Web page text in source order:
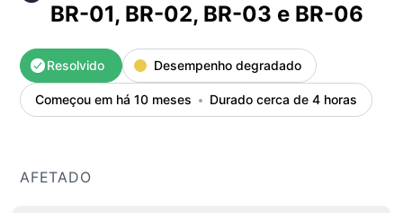
BR-01, BR-02, BR-03 e BR-06
Resolvido Desempenho degradado
Começou em há 10 meses Durado cerca de 4 horas
AFETADO